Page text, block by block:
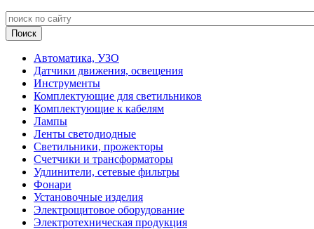
Автоматика, УЗО
Датчики движения, освещения
Инструменты
Комплектующие для светильников
Комплектующие к кабелям
Лампы
Ленты светодиодные
Светильники, прожекторы
Счетчики и трансформаторы
Удлинители, сетевые фильтры
Фонари
Установочные изделия
Электрощитовое оборудование
Электротехническая продукция